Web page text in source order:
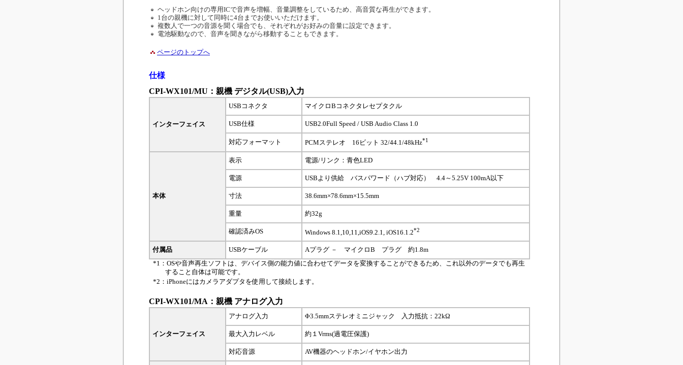
ヘッドホン向けの専用ICで音声を増幅、音量調整をしているため、高音質な再生ができます。
1台の親機に対して同時に4台までお使いいただけます。
複数人で一つの音源を聞く場合でも、それぞれがお好みの音量に設定できます。
電池駆動なので、音声を聞きながら移動することもできます。
ページのトップへ
仕様
CPI-WX101/MU：親機 デジタル(USB)入力
インターフェイス
USBコネクタ マイクロBコネクタレセプタクル
USB仕様 USB2.0Full Speed / USB Audio Class 1.0
対応フォーマット PCMステレオ 16ビット 32/44.1/48kHz*1
本体
表示 電源/リンク：青色LED
電源 USBより供給 バスパワード（ハブ対応） 4.4～5.25V 100mA以下
寸法 38.6mm×78.6mm×15.5mm
重量 約32g
確認済みOS Windows 8.1,10,11,iOS9.2.1, iOS16.1.2*2
付属品 USBケーブル
Aプラグ － マイクロB プラグ 約1.8m
*1：OSや音声再生ソフトは、デバイス側の能力値に合わせてデータを変換することができるため、これ以外のデータでも再生
すること自体は可能です。
*2：iPhoneにはカメラアダプタを使用して接続します。
CPI-WX101/MA：親機 アナログ入力
インターフェイス
アナログ入力 Φ3.5mmステレオミニジャック 入力抵抗：22kΩ
最大入力レベル 約１Vrms(過電圧保護)
対応音源 AV機器のヘッドホン/イヤホン出力